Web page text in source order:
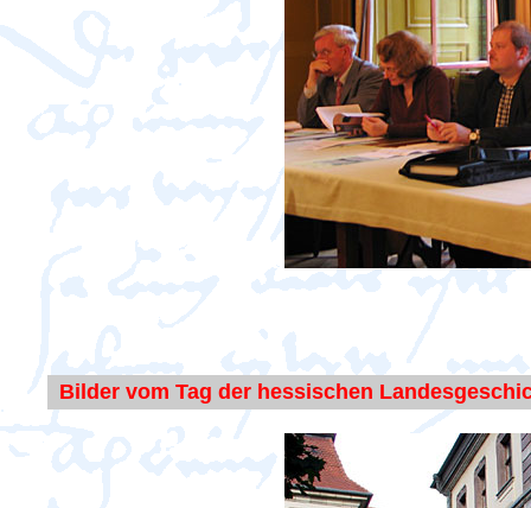
Bilder vom Tag der hessischen